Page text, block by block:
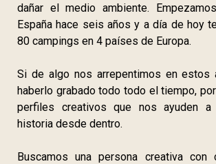
dañar el medio ambiente.
España hace seis años y a día de hoy
80 campings en 4 países de Europa.
Si de algo nos arrepentimos en estos
haberlo grabado todo todo el tiempo,
perfiles creativos que nos ayuden a
historia desde dentro.
Buscamos una persona creativa con